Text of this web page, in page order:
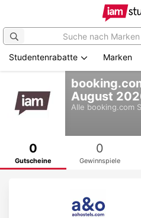
springen
Studentenrabatte Marken
August
Alle booking.com
0
Gutscheine
0
Gewinnspiele